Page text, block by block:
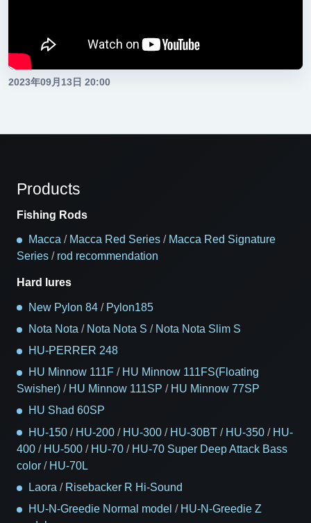
2023年09月13日 20:00
Products
Fishing Rods
Macca / Macca Red Series/ Macca Red Signature
Series / rod recommendation
Hard lures
New Pylon 84/ Pylon185
Nota Nota / Nota Nota S / Nota Nota Slim S
HU-PERRER 248
HU Minnow 111F/ HU Minnow 111FS(Floating
Swisher) / HU Minnow 111SP / HU Minnow 77SP
HU Shad 60SP
HU-150/ HU-200/ HU-300/ HU-30BT/ HU-350/ HU-
400 / HU-500 / HU-70 / HU-70 Super Deep Attack Bass
color / HU-70L
Laora / Risebacker R Hi-Sound
HU-N-Greedie Normal model / HU-N-Greedie Z